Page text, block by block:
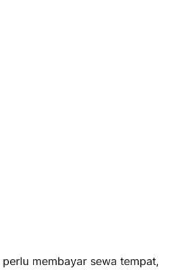
membayar sewa tempat,